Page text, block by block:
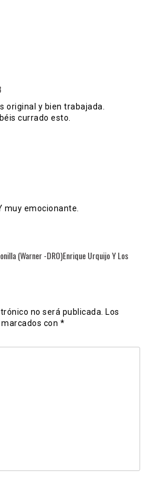
original y bien trabajada.
currado esto.
muy emocionante.
(Warner -DRO)Enrique Urquijo Y Los
no será publicada. Los
con *